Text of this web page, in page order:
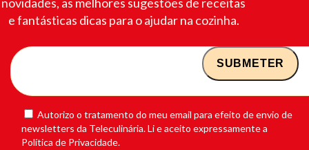
e fantásticas dicas para o ajudar na cozinha.
Autorizo o tratamento do meu email para efeito de envio de
newsletters da Teleculinária. Li e aceito expressamente a
Política de Privacidade.